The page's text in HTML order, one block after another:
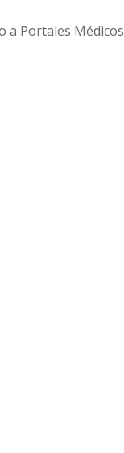
a Portales Médicos